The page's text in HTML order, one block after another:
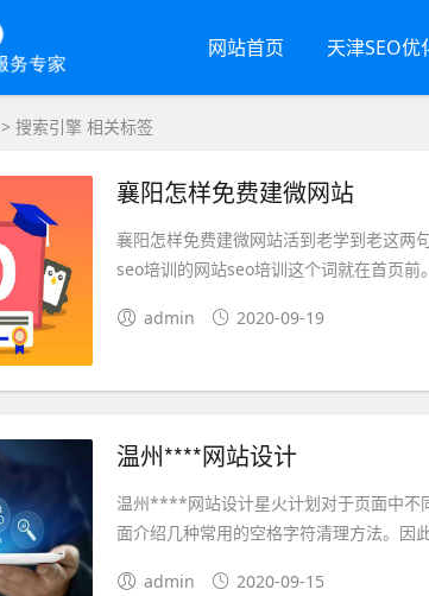
网站首页 天津SEO优
> 搜索引擎 相关标签
襄阳怎样免费建微网站
襄阳怎样免费建微网站活到老学到老这两
seo培训的网站seo培训这个词就在首页前
admin 2020-09-19
温州****网站设计
温州****网站设计星火计划对于页面中不
面介绍几种常用的空格字符清理方法。因
admin 2020-09-15